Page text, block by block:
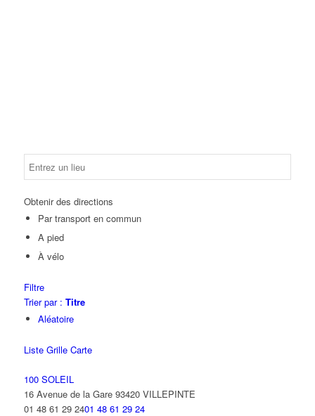
Obtenir des directions
Par transport en commun
A pied
À vélo
Filtre
Trier par : Titre
Aléatoire
Liste Grille Carte
100 SOLEIL
16 Avenue de la Gare 93420 VILLEPINTE
01 48 61 29 2401 48 61 29 24